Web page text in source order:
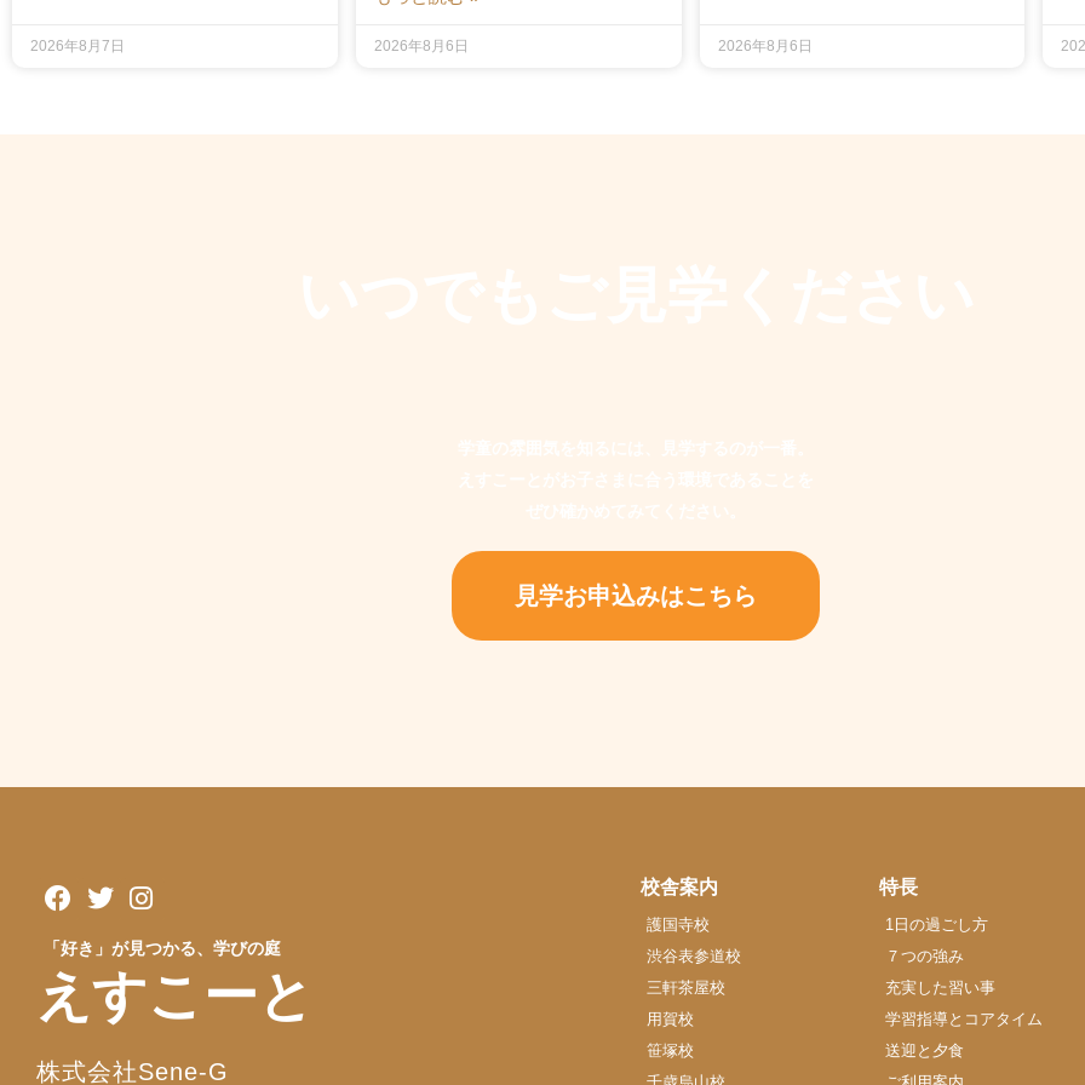
2026年8月7日 2026年8月6日 2026年8月6日
見学お申込みはこちら
「好き」が見つかる、学びの庭
えすこーと
株式会社Sene-G
校舎案内
護国寺校
渋谷表参道校
三軒茶屋校
用賀校
笹塚校
特長
1日の過ごし方
７つの強み
充実した習い事
学習指導とコアタイム
送迎と夕食